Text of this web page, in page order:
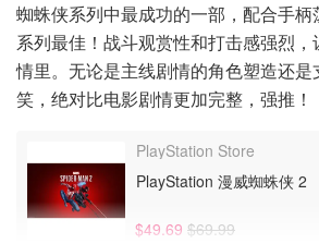
蜘蛛侠系列中最成功的一部，配合手
系列最佳！战斗观赏性和打击感强烈
情里。无论是主线剧情的角色塑造还
笑，绝对比电影剧情更加完整，强推！
PlayStation 漫威蜘蛛侠 2
$49.69 $69.99
PlayStation Store